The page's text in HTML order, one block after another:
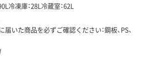
冷凍庫：28L冷蔵室：62L
いた商品を必ずご確認ください：鋼板、PS、